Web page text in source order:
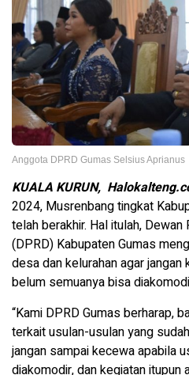
Anggota DPRD Gumas Selsius Aprianus
KUALA KURUN,
2024, Musrenbang tingkat
telah berakhir. Hal itulah,
(DPRD) Kabupaten Gumas
desa dan kelurahan agar
belum semuanya bisa
“Kami DPRD Gumas berharap,
terkait usulan-usulan yang
jangan sampai kecewa apabila
diakomodir, dan kegiatan itupun